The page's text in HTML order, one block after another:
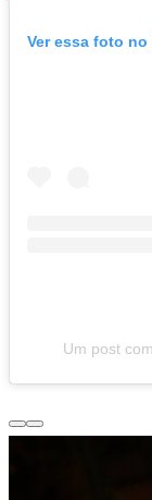
Ver essa foto no
Um post